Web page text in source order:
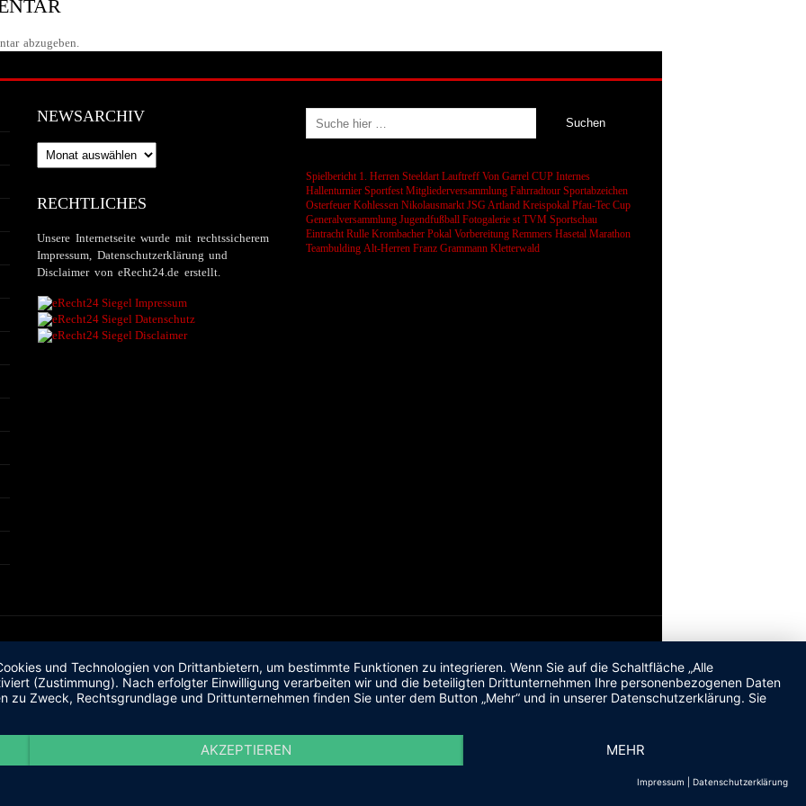
abzugeben.
NEWSARCHIV
Newsarchiv
RECHTLICHES
Unsere Internetseite wurde mit rechtssicherem
Impressum, Datenschutzerklärung und
Disclaimer von eRecht24.de erstellt.
Spielbericht 1. Herren Steeldart Lauftreff Von Garrel CUP Internes
Hallenturnier Sportfest Mitgliederversammlung Fahrradtour Sportabzeichen
Osterfeuer Kohlessen Nikolausmarkt JSG Artland Kreispokal Pfau-Tec Cup
Generalversammlung Jugendfußball Fotogalerie st TVM Sportschau
Eintracht Rulle Krombacher Pokal Vorbereitung Remmers Hasetal Marathon
Teambulding Alt-Herren Franz Grammann Kletterwald
und Technologien von Drittanbietern, um bestimmte Funktionen zu integrieren. Wenn Sie auf die Schaltfläche „Alle
(Zustimmung). Nach erfolgter Einwilligung verarbeiten wir und die beteiligten Drittunternehmen Ihre personenbezogenen Daten
Zweck, Rechtsgrundlage und Drittunternehmen finden Sie unter dem Button „Mehr“ und in unserer Datenschutzerklärung. Sie
AKZEPTIEREN MEHR
Impressum Datenschutzerklärung